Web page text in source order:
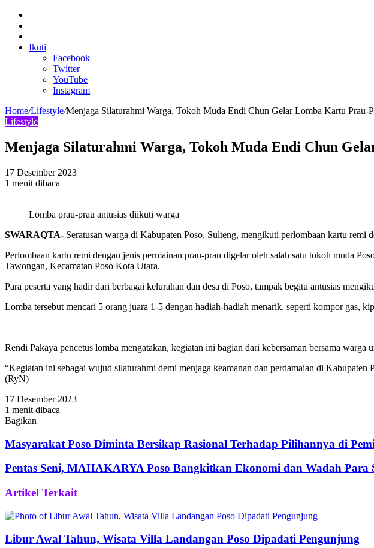
In
Ikuti
Facebook
Twitter
YouTube
Instagram
Home/Lifestyle/Menjaga Silaturahmi Warga, Tokoh Muda Endi Chun Gelar Lomba Kartu Prau-
Lifestyle
Menjaga Silaturahmi Warga, Tokoh Muda Endi Chun
17 Desember 2023
1 menit dibaca
Lomba prau-prau antusias diikuti warga
SWARAQTA- Seratusan warga di Kabupaten Poso, Sulteng, mengikuti perlombaan kartu
Perlombaan kartu remi dengan jenis permainan prau-prau digelar oleh salah satu tokoh muda
Tawongan, Kecamatan Poso Kota Utara.
Para peserta yang hadir dari berbagai kelurahan dan desa di Poso, tampak begitu antusias
Lomba tersebut mencari 5 orang juara 1-5 dengan hadiah-hadiah menarik, seperti kompor gas,
Rendi Pakaya pencetus lomba mengatakan, kegiatan ini bagian dari kebersaman bersama
“Kegiatan ini sebagai wujud silaturahmi demi menjaga keamanan dan perdamaian di
(RyN)
17 Desember 2023
1 menit dibaca
Bagikan
via
Email
Masyarakat Poso Diminta Bersikap Rasional Terhadap Pilihannya di
Pentas Seni, MAHAKARYA Poso Bangkitkan Ekonomi dan Wadah Para
Artikel Terkait
Libur Awal Tahun, Wisata Villa Landangan Poso Dipadati Pengunjung